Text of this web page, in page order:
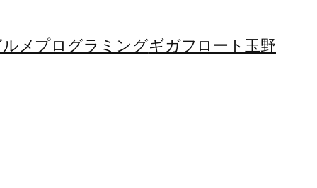
メ プログラミングギガフロート玉野